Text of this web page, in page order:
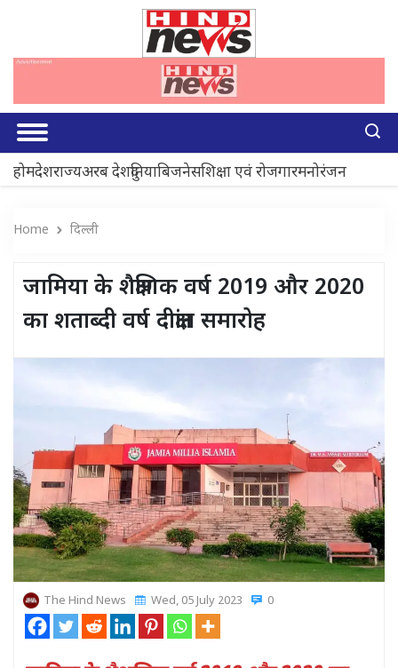
होमदेशराज्यअरब देशदुनियाबिजनेसशिक्षा एवं रोजगारमनोरंजन
Home दिल्ली
जामिया के शैक्षणिक वर्ष 2019 और 2020
का शताब्दी वर्ष दीक्षांत समारोह
The Hind News Wed, 05 July 2023 0